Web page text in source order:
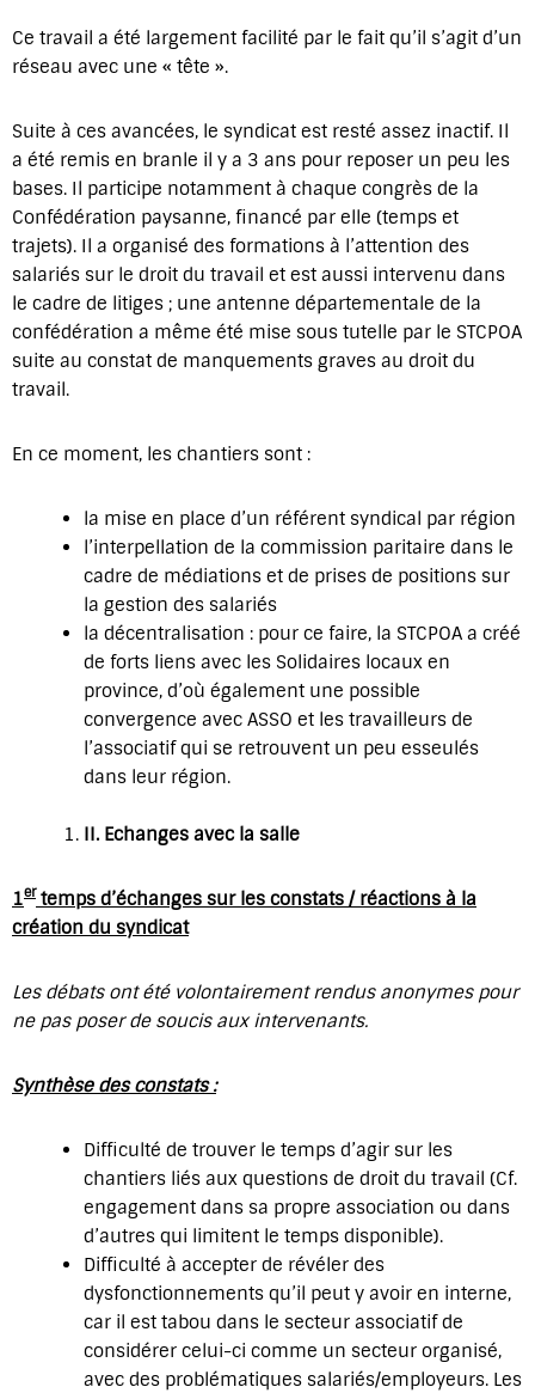
Ce travail a été largement facilité par le fait qu’il s’agit d’un
réseau avec une « tête ».
Suite à ces avancées, le syndicat est resté assez inactif. Il
a été remis en branle il y a 3 ans pour reposer un peu les
bases. Il participe notamment à chaque congrès de la
Confédération paysanne, financé par elle (temps et
trajets). Il a organisé des formations à l’attention des
salariés sur le droit du travail et est aussi intervenu dans
le cadre de litiges ; une antenne départementale de la
confédération a même été mise sous tutelle par le STCPOA
suite au constat de manquements graves au droit du
travail.
En ce moment, les chantiers sont :
la mise en place d’un référent syndical par région
l’interpellation de la commission paritaire dans le
cadre de médiations et de prises de positions sur
la gestion des salariés
la décentralisation : pour ce faire, la STCPOA a créé
de forts liens avec les Solidaires locaux en
province, d’où également une possible
convergence avec ASSO et les travailleurs de
l’associatif qui se retrouvent un peu esseulés
dans leur région.
II. Echanges avec la salle
1er temps d’échanges sur les constats / réactions à la
création du syndicat
Les débats ont été volontairement rendus anonymes pour
ne pas poser de soucis aux intervenants.
Synthèse des constats :
Difficulté de trouver le temps d’agir sur les
chantiers liés aux questions de droit du travail (Cf.
engagement dans sa propre association ou dans
d’autres qui limitent le temps disponible).
Difficulté à accepter de révéler des
dysfonctionnements qu’il peut y avoir en interne,
car il est tabou dans le secteur associatif de
considérer celui-ci comme un secteur organisé,
avec des problématiques salariés/employeurs. Les